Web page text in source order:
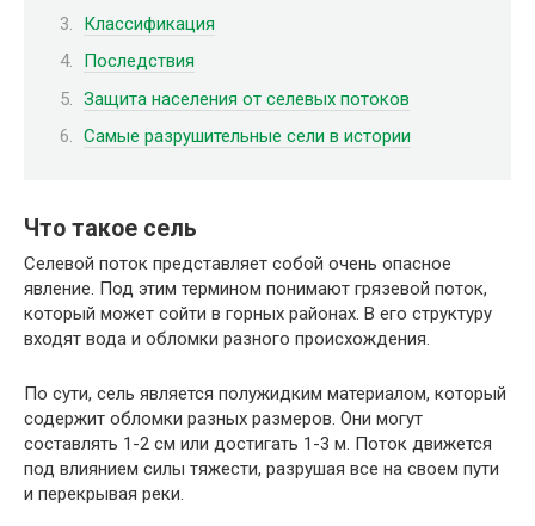
Классификация
Последствия
Защита населения от селевых потоков
Самые разрушительные сели в истории
Что такое сель
Селевой поток представляет собой очень опасное
явление. Под этим термином понимают грязевой поток,
который может сойти в горных районах. В его структуру
входят вода и обломки разного происхождения.
По сути, сель является полужидким материалом, который
содержит обломки разных размеров. Они могут
составлять 1-2 см или достигать 1-3 м. Поток движется
под влиянием силы тяжести, разрушая все на своем пути
и перекрывая реки.